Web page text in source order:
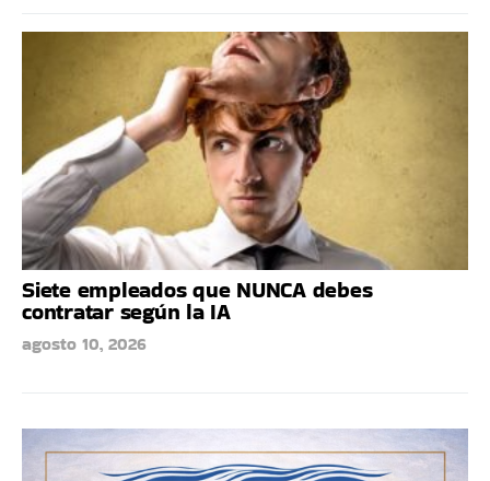
Siete empleados que NUNCA debes
contratar según la IA
agosto 10, 2026